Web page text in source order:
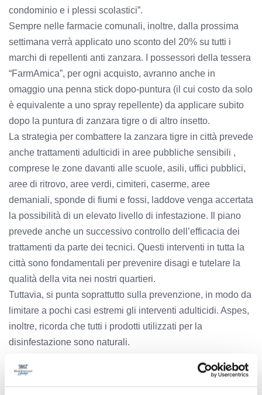
condominio e i plessi scolastici”.
Sempre nelle farmacie comunali, inoltre, dalla prossima
settimana verrà applicato uno sconto del 20% su tutti i
marchi di repellenti anti zanzara. I possessori della tessera
“FarmAmica”, per ogni acquisto, avranno anche in
omaggio una penna stick dopo-puntura (il cui costo da solo
è equivalente a uno spray repellente) da applicare subito
dopo la puntura di zanzara tigre o di altro insetto.
La strategia per combattere la zanzara tigre in città prevede
anche trattamenti adulticidi in aree pubbliche sensibili ,
comprese le zone davanti alle scuole, asili, uffici pubblici,
aree di ritrovo, aree verdi, cimiteri, caserme, aree
demaniali, sponde di fiumi e fossi, laddove venga accertata
la possibilità di un elevato livello di infestazione. Il piano
prevede anche un successivo controllo dell’efficacia dei
trattamenti da parte dei tecnici. Questi interventi in tutta la
città sono fondamentali per prevenire disagi e tutelare la
qualità della vita nei nostri quartieri.
Tuttavia, si punta soprattutto sulla prevenzione, in modo da
limitare a pochi casi estremi gli interventi adulticidi. Aspes,
inoltre, ricorda che tutti i prodotti utilizzati per la
disinfestazione sono naturali.
zanzara tigre a Pesaro, si può scrivere un’email a
sportellozanzara@comune.pesaro.pu.it o chiamare il